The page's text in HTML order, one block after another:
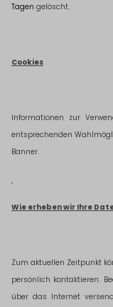
Tagen gelöscht.
Cookies
Informationen zur
entsprechenden
Banner.
Wie erheben wir Ihre
Zum aktuellen Zeitpunkt
persönlich kontaktieren.
über das Internet